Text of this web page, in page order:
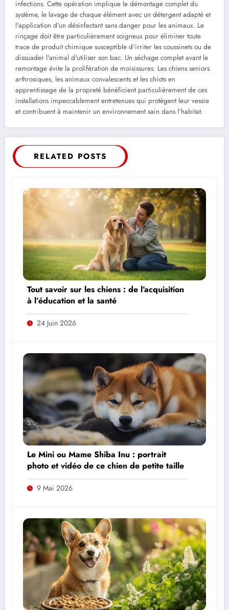
infections. Cette opération implique le démontage complet du
système, le lavage de chaque élément avec un détergent adapté et
l'application d'un désinfectant sans danger pour les animaux. Le
rinçage doit être particulièrement soigneux pour éliminer toute
trace de produit chimique susceptible d'irriter les coussinets ou de
dissuader l'animal d'utiliser son bac. Un séchage complet avant le
remontage évite la prolifération de moisissures. Les chiens seniors
arthrosiques, les animaux convalescents et les chiots en
apprentissage de la propreté bénéficient particulièrement de ces
installations impeccablement entretenues qui protègent leur vessie
et contribuent à maintenir un environnement sain dans l'habitat.
RELATED POSTS
Tout savoir sur les chiens : de l’acquisition
à l’éducation et la santé
24 Juin 2026
Le Mini ou Mame Shiba Inu : portrait
photo et vidéo de ce chien de petite taille
9 Mai 2026